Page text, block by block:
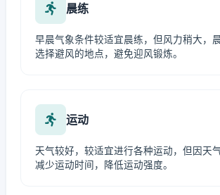
晨练
早晨气象条件较适宜晨练，但风力稍大，
选择避风的地点，避免迎风锻炼。
运动
天气较好，较适宜进行各种运动，但因天
减少运动时间，降低运动强度。